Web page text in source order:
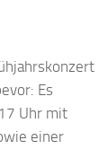
Es
Uhr mit
einer